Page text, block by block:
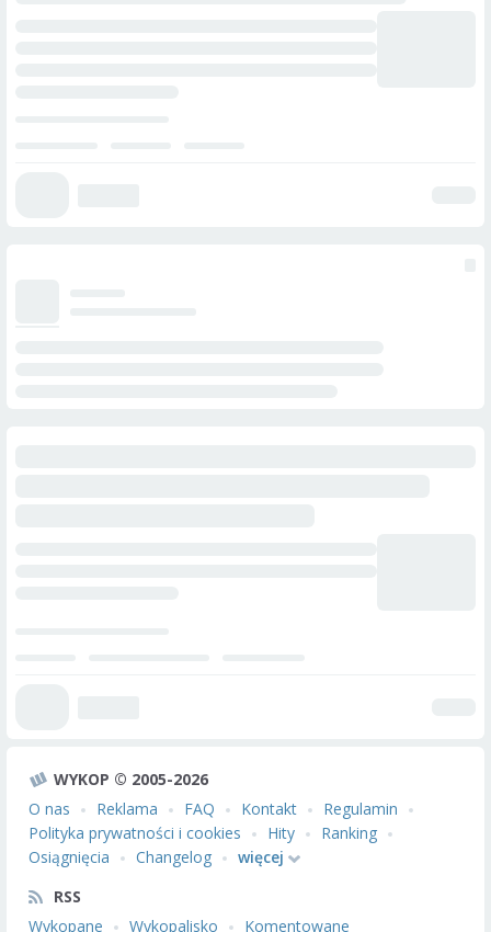
WYKOP © 2005-2026
O nas
Reklama FAQ Kontakt
Regulamin
Polityka prywatności i cookies
Hity
Ranking
Osiągnięcia
Changelog
więcej
RSS
Wykopane
Wykopalisko Komentowane